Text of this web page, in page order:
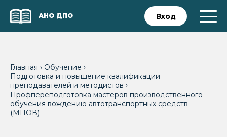
АНО ДПО Вход
Главная › Обучение ›
Подготовка и повышение квалификации
преподавателей и методистов ›
Профпереподготовка мастеров производственного
обучения вождению автотранспортных средств
(МПОВ)